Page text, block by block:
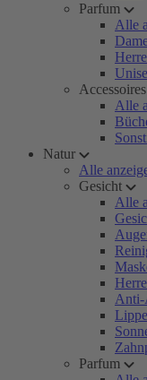
Parfum
Alle
Accessoires
Alle
Natur
Alle
Gesicht
Alle
Anti-
Parfum